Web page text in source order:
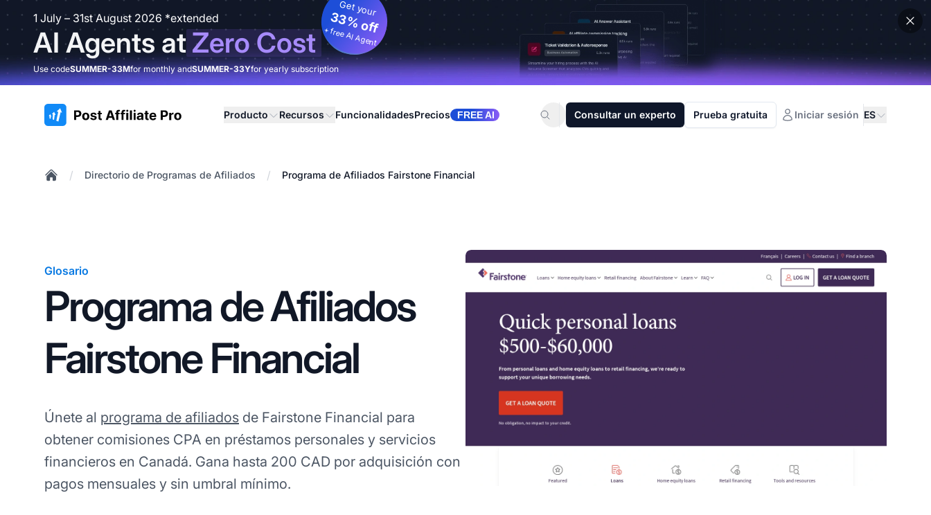
1 July – 31st August 2026 *extended
AI Agents atZero Cost
Get your
33% off
+ free AI Agent
Use codeSUMMER-33Mfor monthly andSUMMER-33Yfor yearly subscription
:site.title Producto Recursos FuncionalidadesPrecios FREE AI Consultar un experto Prueba gratuita Iniciar sesión ES
/ Directorio de Programas de Afiliados / Programa de Afiliados Fairstone Financial
Glosario
Programa de Afiliados
Fairstone Financial
Únete al programa de afiliados de Fairstone Financial para
obtener comisiones CPA en préstamos personales y servicios
financieros en Canadá. Gana hasta 200 CAD por adquisición con
pagos mensuales y sin umbral mínimo.